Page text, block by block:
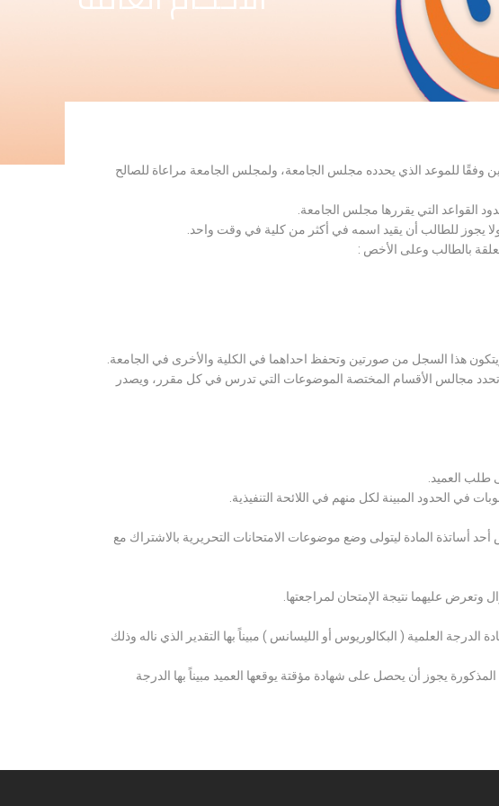
وفقًا للموعد الذي يحدده مجلس الجامعة، ولمجلس الجامعة مراعاة للصالح
القواعد التي يقررها مجلس الجامعة.
يجوز للطالب أن يقيد اسمه في أكثر من كلية في وقت واحد.
بالطالب وعلى الأخص :
هذا السجل من صورتين وتحفظ احداهما في الكلية والأخرى في الجامعة.
وتحدد مجالس الأقسام المختصة الموضوعات التي تدرس في كل مقرر، ويصدر
طلب العميد.
في الحدود المبينة لكل منهم في اللائحة التنفيذية.
أساتذة المادة ليتولى وضع موضوعات الامتحانات التحريرية بالاشتراك مع
عليهما نتيجة الإمتحان لمراجعتها.
العلمية ( البكالوريوس أو الليسانس ) مبيناً بها التقدير الذي ناله وذلك
يجوز أن يحصل على شهادة مؤقتة يوقعها العميد مبيناً بها الدرجة